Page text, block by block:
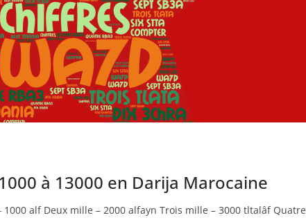
à 13000 en Darija Marocaine
alf Deux mille – 2000 alfayn Trois mille – 3000 tltalâf Quatre